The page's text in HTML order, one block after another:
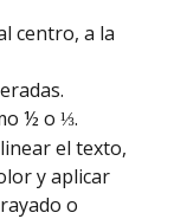
centro, a la
½ o ⅓.
el texto,
y aplicar
o